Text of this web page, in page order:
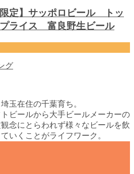
定】サッポロビール トッ
ライス 富良野生ビール
グ
玉在住の千葉育ち。
ビールから大手ビールメーカーの
念にとらわれず様々なビールを飲
いくことがライフワーク。